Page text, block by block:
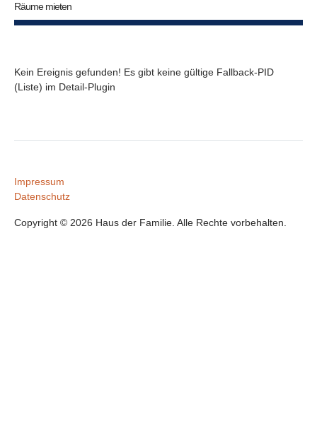
Räume mieten
Kein Ereignis gefunden! Es gibt keine gültige Fallback-PID
(Liste) im Detail-Plugin
Impressum
Datenschutz
Copyright © 2026 Haus der Familie. Alle Rechte vorbehalten.